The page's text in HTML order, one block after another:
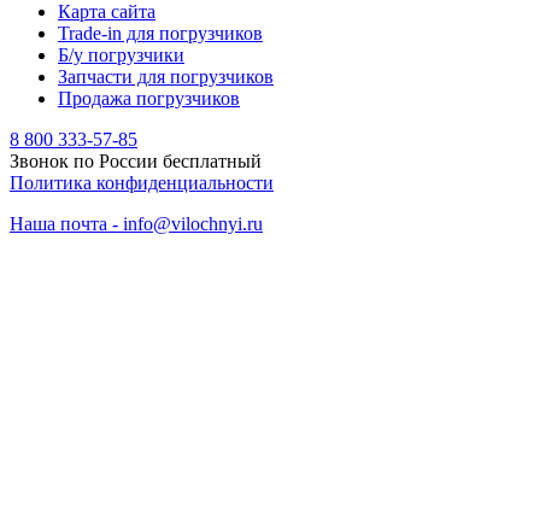
Карта сайта
Trade-in для погрузчиков
Б/у погрузчики
Запчасти для погрузчиков
Продажа погрузчиков
8 800 333-57-85
Звонок по России бесплатный
Политика конфиденциальности
Наша почта - info@vilochnyi.ru